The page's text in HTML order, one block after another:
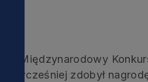
XI Międzynarodowy
wcześniej zdobył